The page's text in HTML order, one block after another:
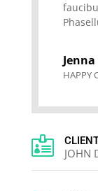
HAPPY
 JOHN